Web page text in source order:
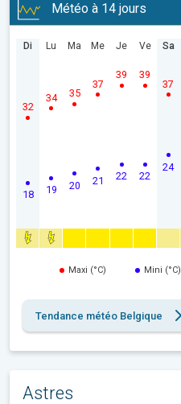
Météo à 14 jours
Di
18
32
Lu
19
34
Ma
20
35
Me
21
37
Je
22
39
Ve
22
39
Sa
24
37
Maxi (°C) Mini (°C)
Tendance météo Belgique
Astres